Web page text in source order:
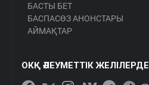
БАСТЫ БЕТ
БАСПАСӨЗ АНОНСТАРЫ
АЙМАҚТАР
ОКҚ ӘЛЕУМЕТТІК ЖЕЛІЛЕРДЕ